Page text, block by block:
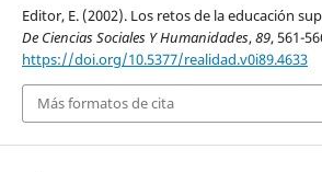
Editor, E. (2002). Los retos de la educación
De Ciencias Sociales Y Humanidades,89, 561-
https://doi.org/10.5377/realidad.v0i89.4633
Más formatos de cita